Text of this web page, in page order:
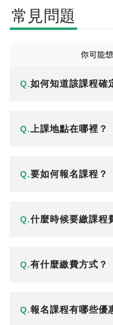
常見問題
Q.如何知道該課程確
Q. 上課地點在哪裡？
Q.要如何報名課程？
Q.什麼時候要繳課程
Q.有什麼繳費方式？
Q.報名課程有哪些優